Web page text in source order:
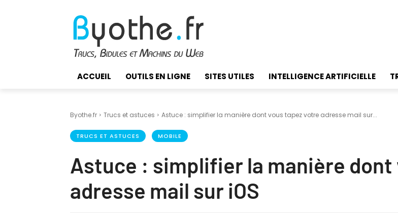
ACCUEIL OUTILS EN LIGNE SITES UTILES INTELLIGENCE ARTIFICIELLE
Byothe.fr Trucs et astuces Astuce : simplifier la manière dont vous tapez votre adresse mail sur...
TRUCS ET ASTUCES MOBILE
Astuce : simplifier la manière dont
adresse mail sur iOS